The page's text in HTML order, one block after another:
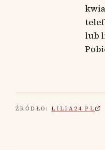
lub
ŹRÓDŁO: LILIA24.PL